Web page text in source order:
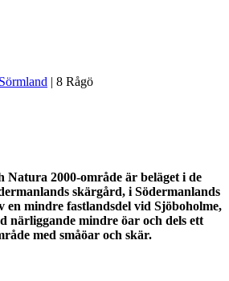
Sörmland | 8 Rågö
Natura 2000-område är beläget i de
skärgård, i Södermanlands
en mindre fastlandsdel vid Sjöboholme,
närliggande mindre öar och dels ett
med småöar och skär.